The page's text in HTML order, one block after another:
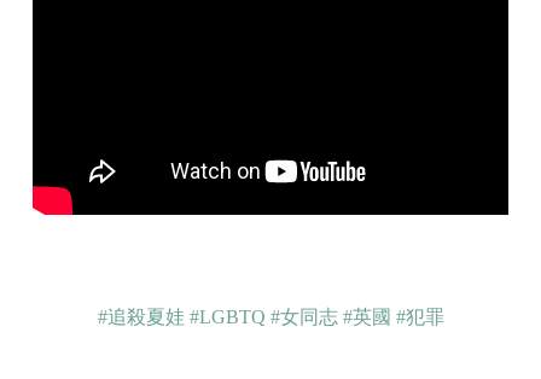
#追殺夏娃 #LGBTQ #女同志 #英國 #犯罪